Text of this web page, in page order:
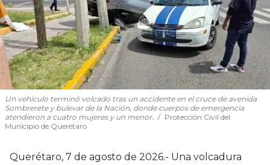
Un vehículo terminó volcado tras un accidente en el cruce de avenida
Sombrerete y bulevar de la Nación, donde cuerpos de emergencia
atendieron a cuatro mujeres y un menor.
Protección Civil del
Municipio de Querétaro
Querétaro, 7 de agosto de 2026.- Una volcadura